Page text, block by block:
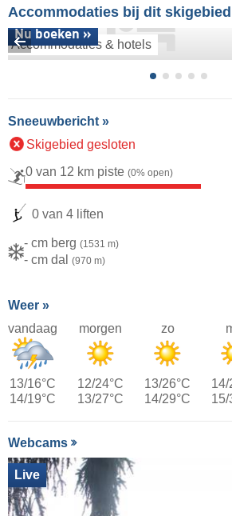
Accommodaties bij dit
Accommodaties & hotels
Nu boeken »
Sneeuwbericht »
Skigebied gesloten
0 van 12 km piste (0% open)
0 van 4 liften
- cm berg (1531 m)
- cm dal (970 m)
Weer »
vandaag
13/16°C
14/19°C
morgen
12/24°C
13/27°C
zo
13/26°C
14/29°C
14/
15/
Webcams
Live